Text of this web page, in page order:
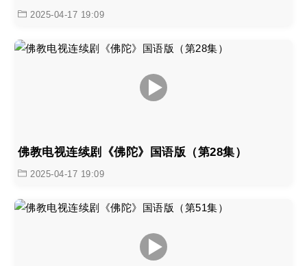
2025-04-17 19:09
佛教电视连续剧《佛陀》国语版（第28集）
2025-04-17 19:09